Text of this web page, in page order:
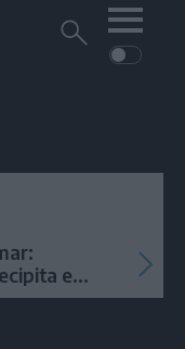
Cerca
VIDEOe